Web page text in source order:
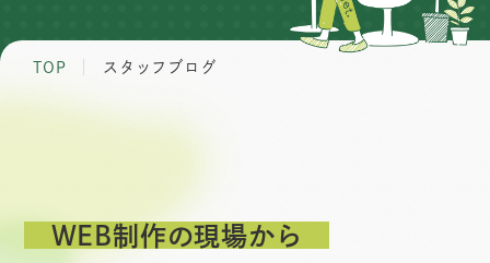
TOP スタッフブログ
WEB制作の現場から